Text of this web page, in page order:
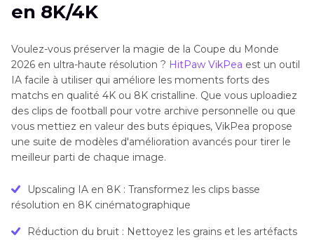
en 8K/4K
Voulez-vous préserver la magie de la Coupe du Monde
2026 en ultra-haute résolution ? HitPaw VikPea est un outil
IA facile à utiliser qui améliore les moments forts des
matchs en qualité 4K ou 8K cristalline. Que vous uploadiez
des clips de football pour votre archive personnelle ou que
vous mettiez en valeur des buts épiques, VikPea propose
une suite de modèles d'amélioration avancés pour tirer le
meilleur parti de chaque image.
Upscaling IA en 8K : Transformez les clips basse
résolution en 8K cinématographique
Réduction du bruit : Nettoyez les grains et les artéfacts